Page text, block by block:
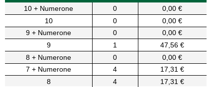
10 + Numerone
0
0,00 €
10
0
0,00 €
9 + Numerone
0
0,00 €
9
1
47,56 €
8 + Numerone
0
0,00 €
7 + Numerone
4
17,31 €
8
4
17,31 €